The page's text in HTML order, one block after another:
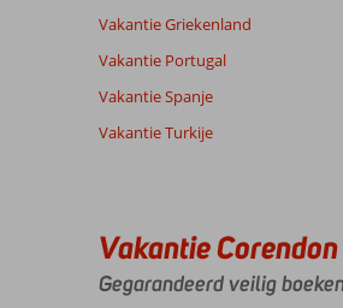
Vakantie Griekenland
Vakantie Portugal
Vakantie Spanje
Vakantie Turkije
Vakantie Corendon
Gegarandeerd veilig